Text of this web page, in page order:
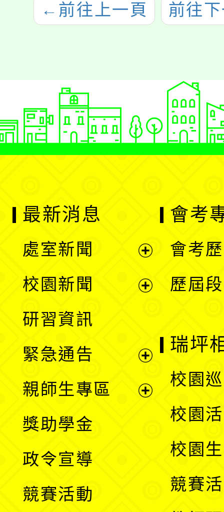
← 前往上一頁 前往
最新消息
處室新聞
單
校園新聞
選
單
研習資訊
緊急通告
親師生專區
獎助學金
政令宣導
競賽活動
會考
會考
歷屆
瑞坪
校園
校園
校園
競賽